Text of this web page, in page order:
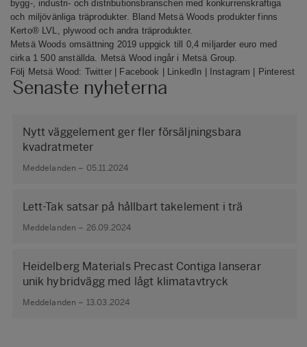
bygg-, industri- och distributionsbranschen med konkurrenskraftiga
och miljövänliga träprodukter.
Bland Metsä Woods produkter finns
Kerto® LVL, plywood och andra träprodukter.
Metsä Woods omsättning 2019 uppgick till 0,4 miljarder euro med
cirka 1 500 anställda. Metsä Wood ingår i Metsä Group.
Följ Metsä Wood: Twitter| Facebook LinkedIn Instagram Pinterest
Senaste nyheterna
Nytt väggelement ger fler försäljningsbara
kvadratmeter
Meddelanden – 05.11.2024
Lett-Tak satsar på hållbart takelement i trä
Meddelanden – 26.09.2024
Heidelberg Materials Precast Contiga lanserar
unik hybridvägg med lågt klimatavtryck
Meddelanden – 13.03.2024